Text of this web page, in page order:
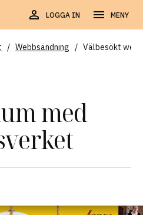
LOGGA IN MENY
/ Webbsändning / Välbesökt
med